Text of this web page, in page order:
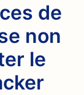
de
non
le